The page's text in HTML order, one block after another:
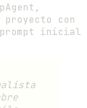
con
inicial